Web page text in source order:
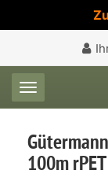
Toggle
100m